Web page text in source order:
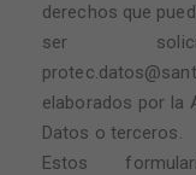
derechos que
ser
elaborados por la
Datos o terceros.
Estos